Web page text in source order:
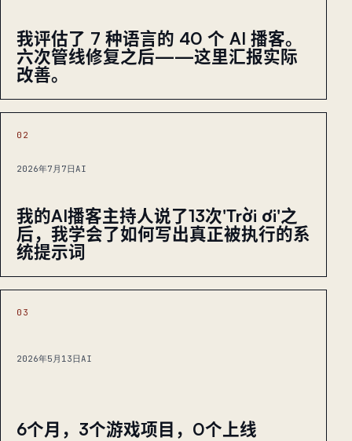
我评估了 7 种语言的 40 个 AI 播客。
六次管线修复之后——这里汇报实际
改善。
02
2026年7月7日AI
我的AI播客主持人说了13次'Trời ơi'之
后，我学会了如何写出真正被执行的系
统提示词
03
2026年5月13日 AI
6个月，3个游戏项目，0个上线